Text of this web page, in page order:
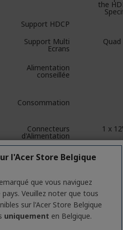
the
Support HDCP
Support Multi
Ecrans
Alimentation
conseillée
Consommation
Connecteurs
d'Alimentation
1 x
DirectX
Refroidissement
Largeur ( Equerre
)
l'Acer Store Belgique
que vous naviguez
Veuillez noter que tous
sur l'Acer Store Belgique
uniquement en Belgique.